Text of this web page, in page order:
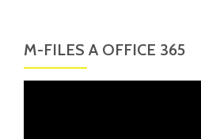
M-FILES A OFFICE 365